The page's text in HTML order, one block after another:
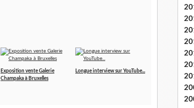
Exposition vente Galerie
Champaka à Bruxelles
Longue interview sur YouTube...